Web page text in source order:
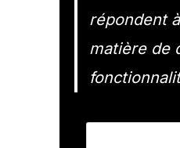
répondent
matière de